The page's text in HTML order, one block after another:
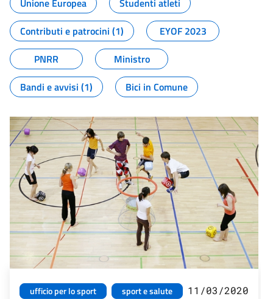
Unione Europea
Studenti atleti
Contributi e patrocini (1)
EYOF 2023
PNRR
Ministro
Bandi e avvisi (1)
Bici in Comune
ufficio per lo sport
sport e salute
11/03/2020